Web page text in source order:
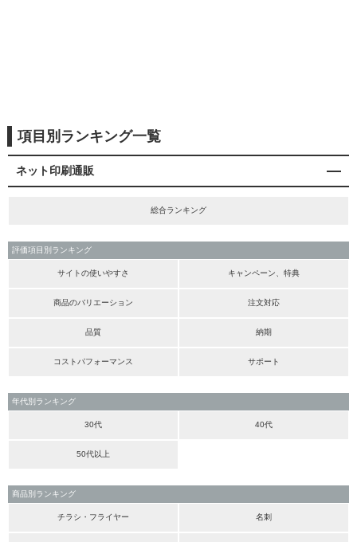
項目別ランキング一覧
ネット印刷通販
総合ランキング
評価項目別ランキング
サイトの使いやすさ キャンペーン、特典
商品のバリエーション 注文対応
品質 納期
コストパフォーマンス サポート
年代別ランキング
30代 40代
50代以上
商品別ランキング
チラシ・フライヤー 名刺